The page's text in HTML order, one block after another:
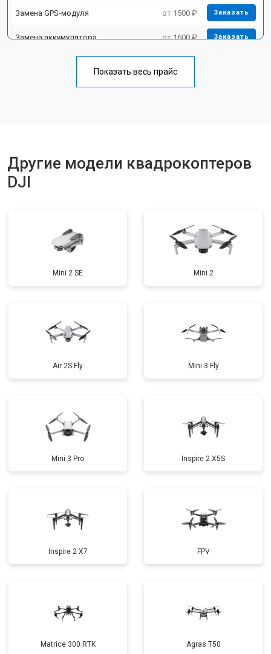
Замена GPS-модуля от 1500 ₽ Заказать
Замена аккумулятора от 1600 ₽ Заказать
Замена материнской платы от 2800 ₽
Показать весь прайс
Другие модели квадрокоптеров
DJI
Mini 2 SE Mini 2
Air 2S Fly Mini 3 Fly
Mini 3 Pro Inspire 2 X5S
Inspire 2 X7 FPV
Matrice 300 RTK Agras T50